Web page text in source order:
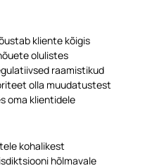
kliente kõigis
olulistes
raamistikud
olla muudatustest
oma klientidele
kohalikest
hõlmavale